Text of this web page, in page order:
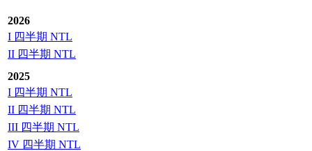
2026
I 四半期 NTL
II 四半期 NTL
2025
I 四半期 NTL
II 四半期 NTL
III 四半期 NTL
IV 四半期 NTL